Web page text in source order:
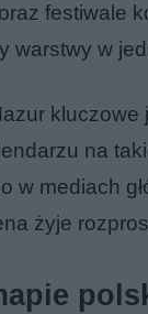
festiwale
warstwy w
na
w mediach
żyje